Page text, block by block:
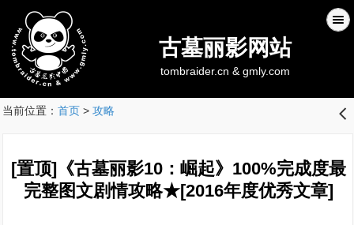
古墓丽影网站
tombraider.cn & gmly.com
当前位置： 首页> 攻略 󰊒
[置顶]《古墓丽影10：崛起》100%完成度最
完整图文剧情攻略★[2016年度优秀文章]